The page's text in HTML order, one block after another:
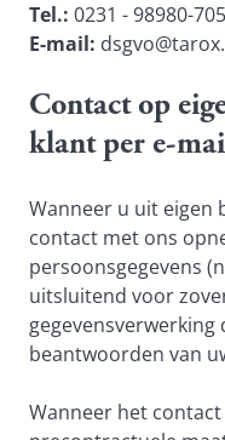
Tel.: 0231 - 98980-705
E-mail:
Contact op
klant per e-
Wanneer u uit eigen
contact met ons
persoonsgegevens
uitsluitend voor
beantwoorden van
Wanneer het